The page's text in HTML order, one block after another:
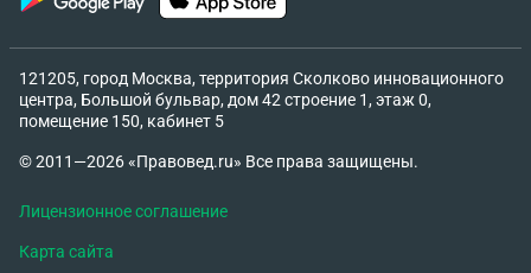
121205, город Москва, территория Сколково инновационного
центра, Большой бульвар, дом 42 строение 1, этаж 0,
помещение 150, кабинет 5
© 2011—2026 «Правовед.ru» Все права защищены.
Лицензионное соглашение
Карта сайта